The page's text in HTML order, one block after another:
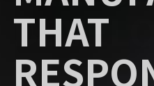
OF
THAT